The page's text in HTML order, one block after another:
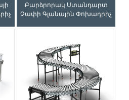
Բարձրորակ Ստանդարտ
Չափի Գլանային Փոխադրիչ